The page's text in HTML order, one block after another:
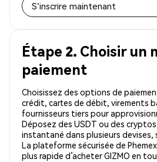
S'inscrire maintenant
Étape 2. Choisir un
paiement
Choisissez des options de
crédit, cartes de débit, virements
fournisseurs tiers pour
Déposez des USDT ou des
instantané dans plusieurs devises,
La plateforme sécurisée de
plus rapide d’acheter GIZMO en